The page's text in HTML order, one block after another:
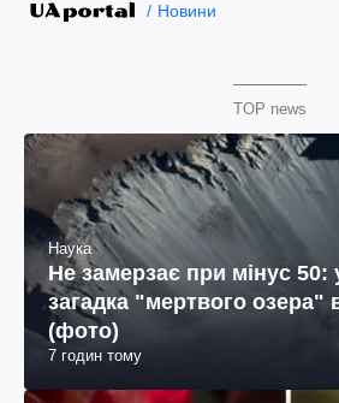
Новини
TOP news
Наука
Не замерзає при мінус 50:
загадка "мертвого озера"
(фото)
7 годин тому